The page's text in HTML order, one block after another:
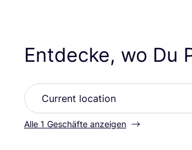
Entdecke, wo Du
Alle 1 Geschäfte anzeigen